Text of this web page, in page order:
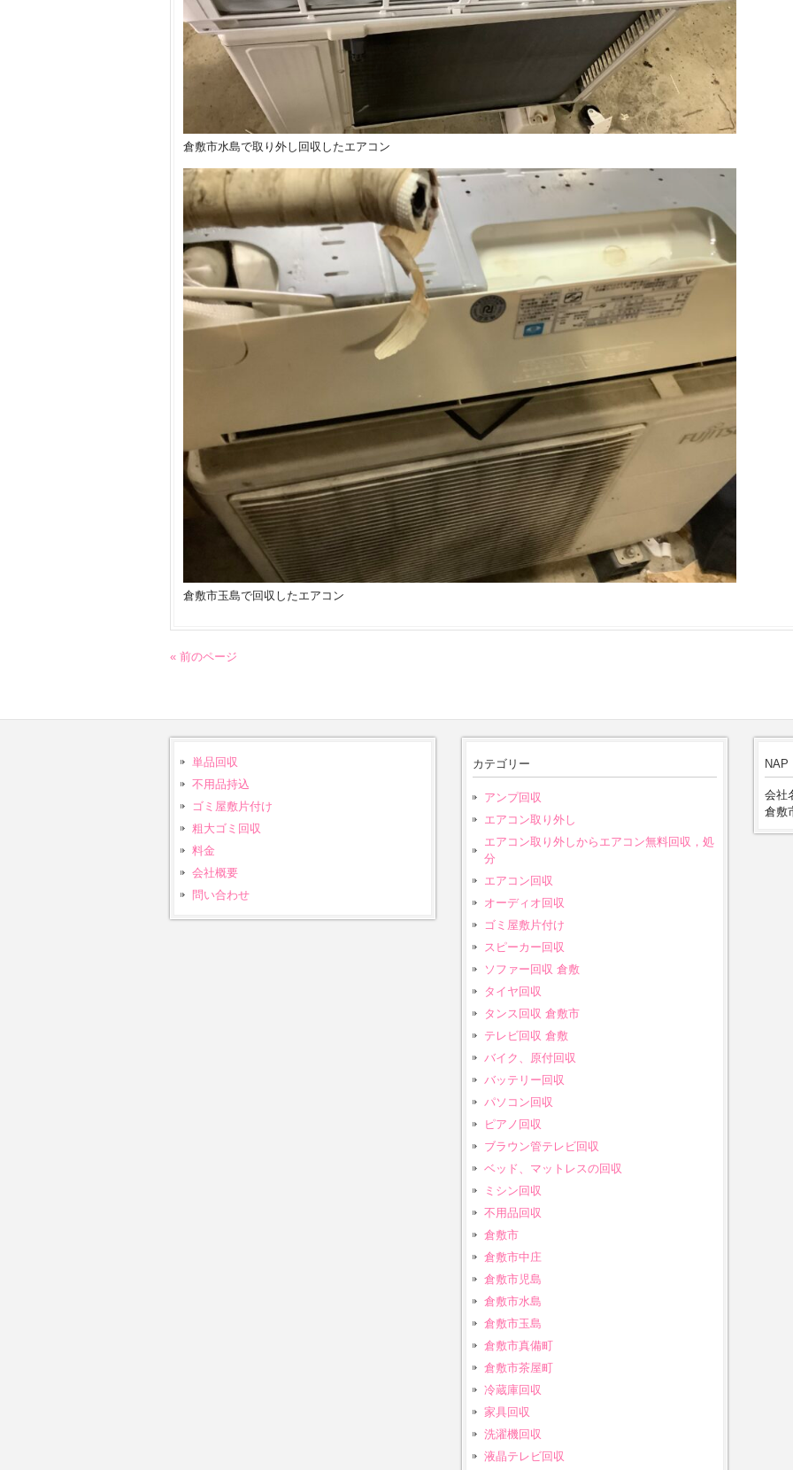
倉敷市水島で取り外し回収したエアコン
倉敷市玉島で回収したエアコン
« 前のページ
単品回収
不用品持込
ゴミ屋敷片付け
粗大ゴミ回収
料金
会社概要
問い合わせ
カテゴリー
アンプ回収
エアコン取り外し
エアコン取り外しからエアコン無料回収，処
分
エアコン回収
オーディオ回収
ゴミ屋敷片付け
スピーカー回収
ソファー回収 倉敷
タイヤ回収
タンス回収 倉敷市
テレビ回収 倉敷
バイク、原付回収
バッテリー回収
パソコン回収
ピアノ回収
ブラウン管テレビ回収
ベッド、マットレスの回収
ミシン回収
不用品回収
倉敷市
倉敷市中庄
倉敷市児島
倉敷市水島
倉敷市玉島
倉敷市真備町
倉敷市茶屋町
冷蔵庫回収
家具回収
洗濯機回収
液晶テレビ回収
NAP
会社
倉敷